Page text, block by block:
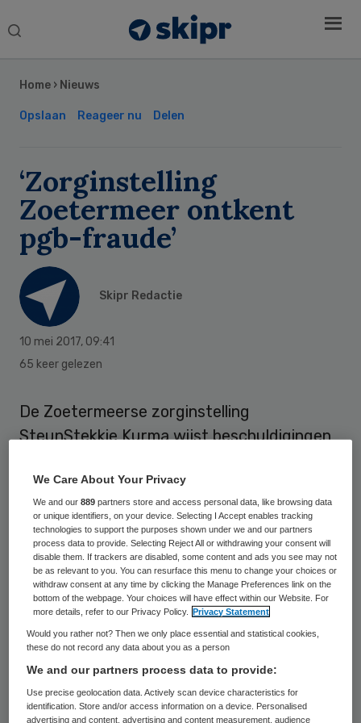
Search
Home › Nieuws
Opslaan Reageer nu Delen
‘Zorginstelling
Zoetermeer ontkent
pgb-fraude’
Skipr Redactie
10 mei 2017, 09:41
65 keer gelezen
De Zoetermeerse zorginstelling
SteunStekkie Kurma wijst beschuldigingen
budgetten (pgb’s) van de hand. Dat heeft
directeur Anjana de Wit Koster via haar
advocaat Christiaan Mensink laten weten
aan Omroep West.
De gemeente Zoetermeer maakte dinsdag
bekend onderzoek te doen naar mogelijke
pgb-fraude bij een zorginstelling in die
gemeente. De instelling zou voor
geïncasseerd pgb-geld te weinig of
helemaal geen zorg verleend hebben.
Sidebar
We Care About Your Privacy
We and our889 partners store and access personal data, like browsing data
or unique identifiers, on your device. Selecting I Accept enables tracking
technologies to support the purposes shown under we and our partners
process data to provide. Selecting Reject All or withdrawing your consent will
disable them. If trackers are disabled, some content and ads you see may not
be as relevant to you. You can resurface this menu to change your choices or
withdraw consent at any time by clicking the Manage Preferences link on the
bottom of the webpage. Your choices will have effect within our Website. For
more details, refer to our Privacy Policy.
Privacy Statement
Would you rather not? Then we only place essential and statistical cookies,
these do not record any data about you as a person
We and our partners process data to provide:
Use precise geolocation data. Actively scan device characteristics for
identification. Store and/or access information on a device. Personalised
advertising and content, advertising and content measurement, audience